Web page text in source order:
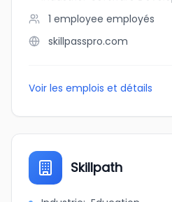
1 employee employés
skillpasspro.com
Voir les emplois et détails
Skillpath